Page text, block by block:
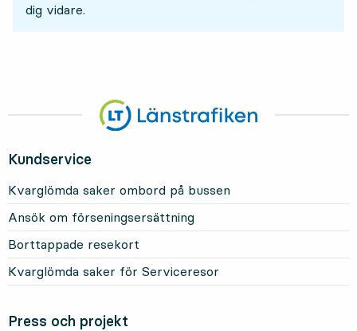
dig vidare.
Kundservice
Kvarglömda saker ombord på bussen
Ansök om förseningsersättning
Borttappade resekort
Kvarglömda saker för Serviceresor
Press och projekt